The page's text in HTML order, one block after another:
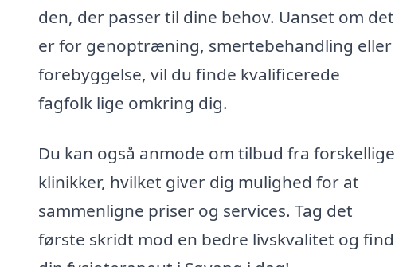
den, der passer til dine behov. Uanset om det
er for genoptræning, smertebehandling eller
forebyggelse, vil du finde kvalificerede
fagfolk lige omkring dig.
Du kan også anmode om tilbud fra forskellige
klinikker, hvilket giver dig mulighed for at
sammenligne priser og services. Tag det
første skridt mod en bedre livskvalitet og find